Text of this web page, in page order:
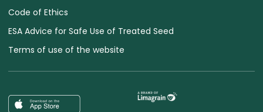
Code of Ethics
ESA Advice for Safe Use of Treated Seed
Terms of use of the website